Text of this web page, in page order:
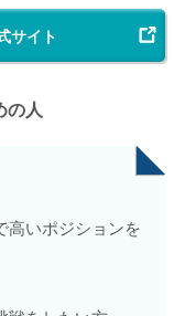
サイト
の人
高いポジションを